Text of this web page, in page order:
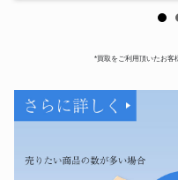
*買取をご利用頂いたお客